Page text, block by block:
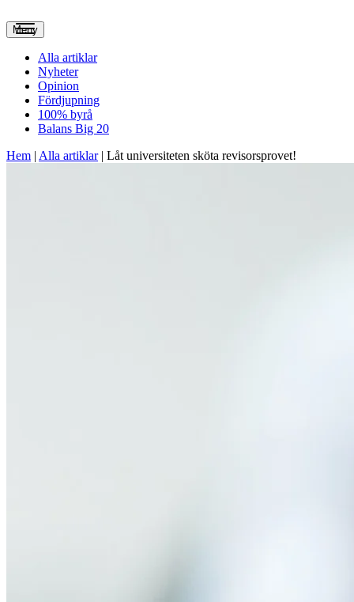
Meny
Alla artiklar
Nyheter
Opinion
Fördjupning
100% byrå
Balans Big 20
Hem | Alla artiklar| Låt universiteten sköta revisorsprovet!